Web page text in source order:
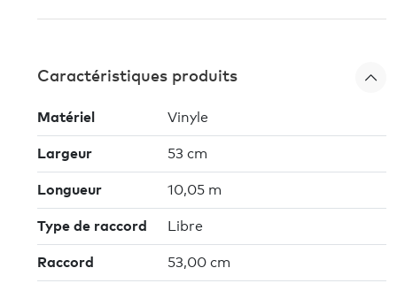
Caractéristiques produits
Matériel Vinyle
Largeur 53 cm
Longueur 10,05 m
Type de raccord Libre
Raccord 53,00 cm